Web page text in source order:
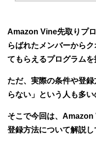
Amazon Vine先取りプ
らばれたメンバーから
てもらえるプログラムを
ただ、実際の条件や登
らない」という人も多い
そこで今回は、Amazon
登録方法について解説し